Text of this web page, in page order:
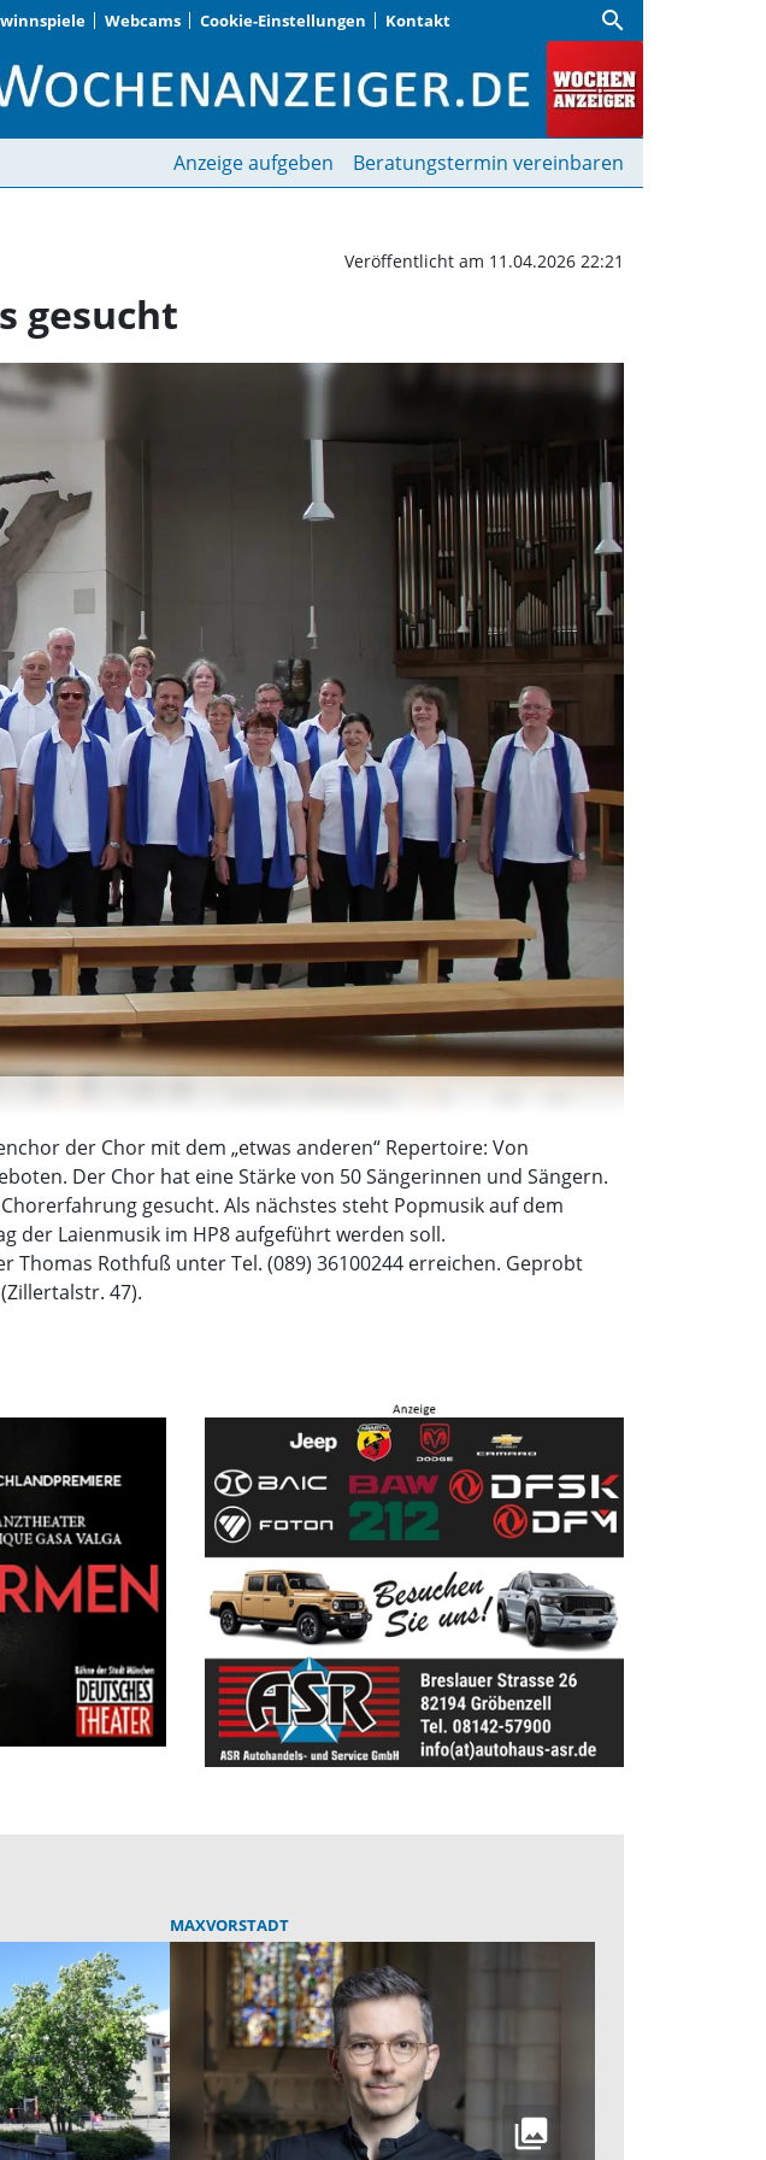
Webcams Cookie-Einstellungen Kontakt search
für die Stephan Singers
Anzeige aufgeben Beratungstermin vereinbaren
Veröffentlicht am 11.04.2026 22:21
gesucht
der Chor mit dem „etwas anderen“ Repertoire: Von
Der Chor hat eine Stärke von 50 Sängerinnen und Sängern.
gesucht. Als nächstes steht Popmusik auf dem
der Laienmusik im HP8 aufgeführt werden soll.
Thomas Rothfuß unter Tel. (089) 36100244 erreichen. Geprobt
47).
MAXVORSTADT